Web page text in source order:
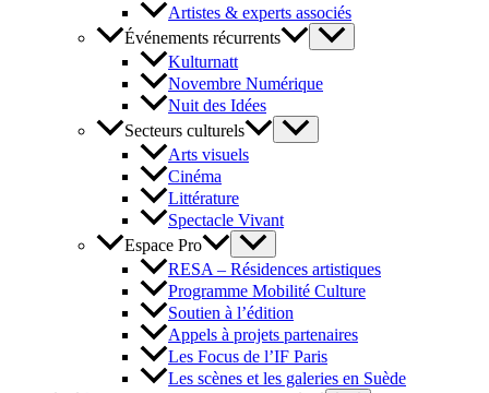
Artistes & experts associés
Événements récurrents
Kulturnatt
Novembre Numérique
Nuit des Idées
Secteurs culturels
Arts visuels
Cinéma
Littérature
Spectacle Vivant
Espace Pro
RESA – Résidences artistiques
Programme Mobilité Culture
Soutien à l’édition
Appels à projets partenaires
Les Focus de l’IF Paris
Les scènes et les galeries en Suède